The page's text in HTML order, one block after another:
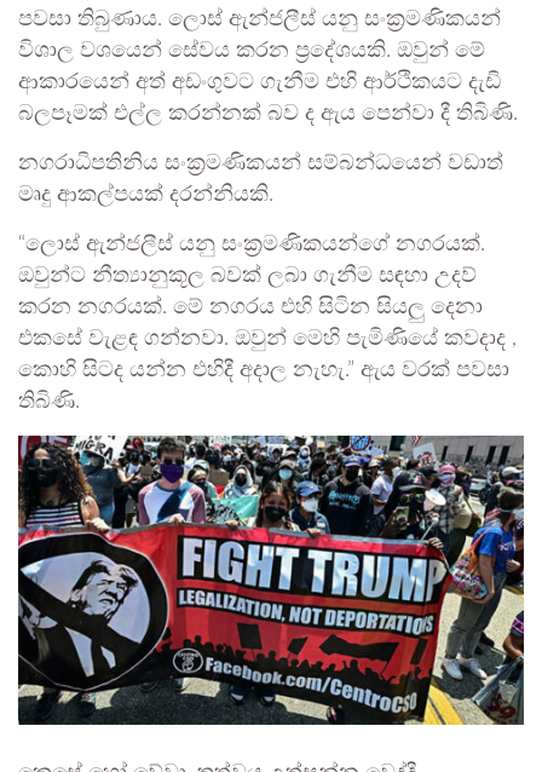
පවසා තිබුණාය. ලොස් ඇන්ජලීස් යනු සංක්‍රමණිකයන්
විශාල වශයෙන් සේවය කරන ප්‍රදේශයකි. ඔවුන් මේ
ආකාරයෙන් අත් අඩංගුවට ගැනීම එහි ආර්ථිකයට දැඩි
බලපෑමක් එල්ල කරන්නක් බව ද ඇය පෙන්වා දී තිබිණි.
නගරාධිපතිනිය සංක්‍රමණිකයන් සම්බන්ධයෙන් වඩාත්
මෘදු ආකල්පයක් දරන්නියකි.
“ලොස් ඇන්ජලීස් යනු සංක්‍රමණිකයන්ගේ නගරයක්.
ඔවුන්ට නීත්‍යානුකූල බවක් ලබා ගැනීම සඳහා උදව්
කරන නගරයක්. මේ නගරය එහි සිටින සියලු දෙනා
එකසේ වැළඳ ගන්නවා. ඔවුන් මෙහි පැමිණියේ කවදාද ,
කොහි සිටද යන්න එහිදී අදාල නැහැ.” ඇය වරක් පවසා
තිබිණි.